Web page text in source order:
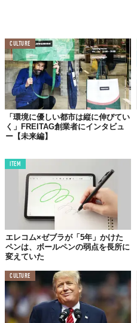
CULTURE
「環境に優しい都市は縦に伸びてい
く」FREITAG創業者にインタビュ
ー【未来編】
ITEM
エレコム×ゼブラが「5年」かけた
ペンは、ボールペンの弱点を長所に
変えていた
CULTURE